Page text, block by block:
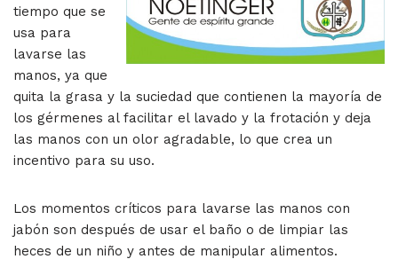
tiempo que se
usa para
lavarse las
manos, ya que
quita la grasa y la suciedad que contienen la mayoría de
los gérmenes al facilitar el lavado y la frotación y deja
las manos con un olor agradable, lo que crea un
incentivo para su uso.
Los momentos críticos para lavarse las manos con
jabón son después de usar el baño o de limpiar las
heces de un niño y antes de manipular alimentos.